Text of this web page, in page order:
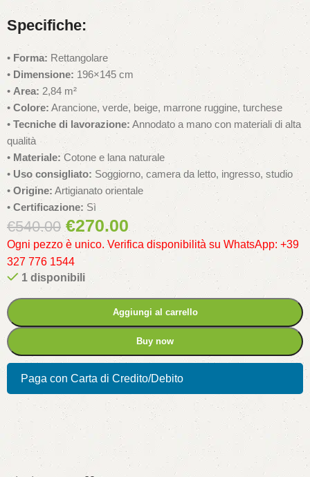
Specifiche:
• Forma: Rettangolare
• Dimensione: 196×145 cm
• Area: 2,84 m²
• Colore:Arancione, verde, beige, marrone ruggine, turchese
•Tecniche di lavorazione: Annodato a mano con materiali di alta
qualità
• Materiale:Cotone e lana naturale
• Uso consigliato: Soggiorno, camera da letto, ingresso, studio
•Origine: Artigianato orientale
• Certificazione: Sì
€540.00 €270.00
Ogni pezzo è unico. Verifica disponibilità su WhatsApp: +39
327 776 1544
1 disponibili
Aggiungi al carrello
Buy now
Paga con Carta di Credito/Debito